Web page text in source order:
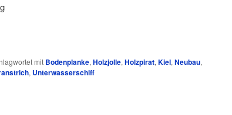
mit Bodenplanke, Holzjolle, Holzpirat, Kiel, Neubau,
, Unterwasserschiff